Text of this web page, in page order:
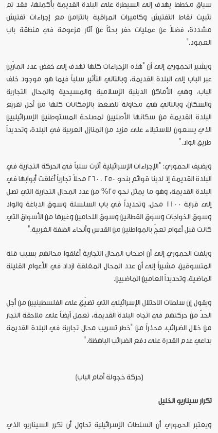
سياق مخطط يهدف إلى السيطرة على البلدة القديمة بأكملها، فقد تم
تثبيت نقاط التفتيش وكاميرات المراقبة بالتزامن مع إجراءات تفتيش
مشددة، فضلاً عن عمليات حفر بحثاً عن آثار مزعومة في منطقة باب
العمود."
ويشير الحموري إلى أن "هذه الإجراءات كلها تهدف إلى خفض عدد المارّين
عبر الباب إلى البلدة القديمة، وبالتالي التأثير سلباً فيما هو موجود خلف
الباب، وهي الأماكن الدينية الإسلامية والمسيحية والمحال التجارية
والسكان، وبالتالي هي محاولة للضغط بالإمكانات كلها من أجل تفريغ
البلدة القديمة من سكانها الأصليين لمصلحة المستوطنين الإسرائيليين
الذي يسعون للاستيلاء على مزيد من المنازل العربية في البلدة، وتحديداً
طريق الواد."
ويضيف الحموري: "الإجراءات الإسرائيلية أثرت سلباً في الحركة التجارية في
البلدة القديمة إذ لدينا قوائم بنحو 250 ـ 260 محلاً تجارياً أغلقت أبوابها في
البلدة القديمة، وهو ما يمثل نحو 25% من عدد المحال التجارية التي تصل
إلى قرابة 1100 محل، وتحديداً في باب السلسلة وسوق الدباغة والواد
وسوق الخواجات وسوق القطانين وسوق اللحامين وغيرها من الأسواق التي
كانت قبل أعوام تعجّ بالمواطنين من القدس وأنحاء الضفة الغربية."
ويلفت الحموري إلى أن اصحاب المحال التجارية أغلقوا محالهم بسبب قلة
المتسوقين، مشيراً إلى أن عدد المحال المغلقة ازداد في الأعوام القليلة
الماضية، وتحديداً العامَين الماضيين.
ويقول إن سلطات الاحتلال الإسرائيلي التي تضيّق على الفلسطينيين من أجل
الحدّ من حركتهم في اتجاه البلدة القديمة، تعمل أيضاً على ملاحقة التجار
من خلال الضرائب، محذراً من "خطر تسريب محال تجارية في البلدة القديمة
بداعي عدم القدرة على دفع الضرائب الباهظة."
[حركة خجولة أمام الباب]
تكرار سيناريو الخليل
ويعتبر الحموري أن السلطات الإسرائيلية تحاول أن تكرر السيناريو الذي